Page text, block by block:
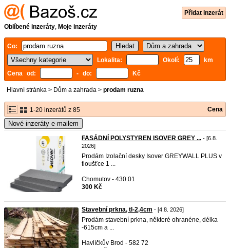
Přidat inzerát
Oblíbené inzeráty, Moje inzeráty
Co:
Lokalita:
Okolí:
km
Cena od:
- do: Kč
Hlavní stránka > Dům a zahrada > prodam ruzna
1-20 inzerátů z 85 Cena
Nové inzeráty e-mailem
FASÁDNÍ POLYSTYREN ISOVER GREY ... - [6.8.
2026]
Prodám Izolační desky Isover GREYWALL PLUS v
tloušťce 1 ...
Chomutov - 430 01
300 Kč
Stavební prkna, tl-2,4cm - [4.8. 2026]
Prodám stavební prkna, některé ohranéne, délka
-615cm a ...
Havlíčkův Brod - 582 72